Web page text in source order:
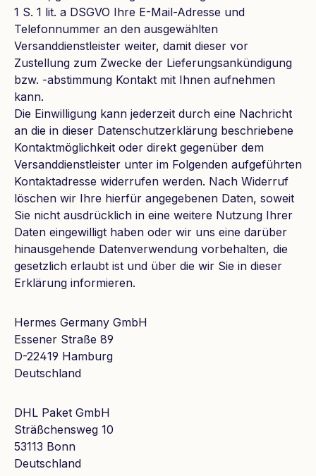
1 S. 1 lit. a DSGVO Ihre E-Mail-Adresse und
Telefonnummer an den ausgewählten
Versanddienstleister weiter, damit dieser vor
Zustellung zum Zwecke der Lieferungsankündigung
bzw. -abstimmung Kontakt mit Ihnen aufnehmen
kann.
Die Einwilligung kann jederzeit durch eine Nachricht
an die in dieser Datenschutzerklärung beschriebene
Kontaktmöglichkeit oder direkt gegenüber dem
Versanddienstleister unter im Folgenden aufgeführten
Kontaktadresse widerrufen werden. Nach Widerruf
löschen wir Ihre hierfür angegebenen Daten, soweit
Sie nicht ausdrücklich in eine weitere Nutzung Ihrer
Daten eingewilligt haben oder wir uns eine darüber
hinausgehende Datenverwendung vorbehalten, die
gesetzlich erlaubt ist und über die wir Sie in dieser
Erklärung informieren.
Hermes Germany GmbH
Essener Straße 89
D-22419 Hamburg
Deutschland
DHL Paket GmbH
Sträßchensweg 10
53113 Bonn
Deutschland